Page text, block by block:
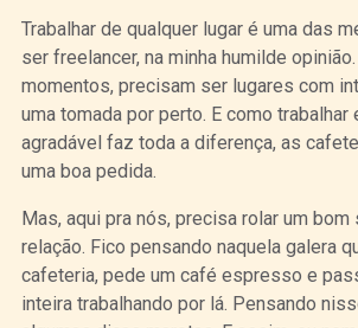
Trabalhar de qualquer lugar é uma das
ser freelancer, na minha humilde
momentos, precisam ser lugares com
uma tomada por perto. E como trabalhar
agradável faz toda a diferença, as
uma boa pedida.
Mas, aqui pra nós, precisa rolar um
relação. Fico pensando naquela galera
cafeteria, pede um café espresso e
inteira trabalhando por lá. Pensando